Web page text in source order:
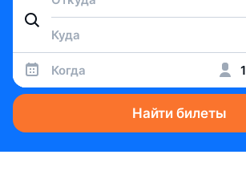
Когда
Найти билеты